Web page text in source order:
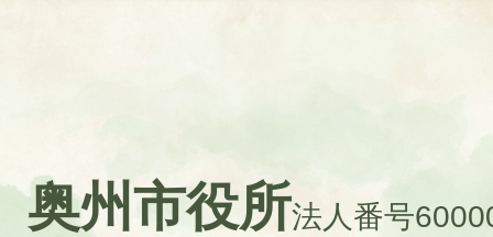
奥州市役所法人番号